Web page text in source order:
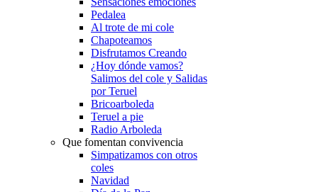
Pedalea
Al trote de mi cole
Chapoteamos
Disfrutamos Creando
¿Hoy dónde vamos?
Salimos del cole y Salidas
por Teruel
Bricoarboleda
Teruel a pie
Radio Arboleda
Que fomentan convivencia
Simpatizamos con otros
coles
Navidad